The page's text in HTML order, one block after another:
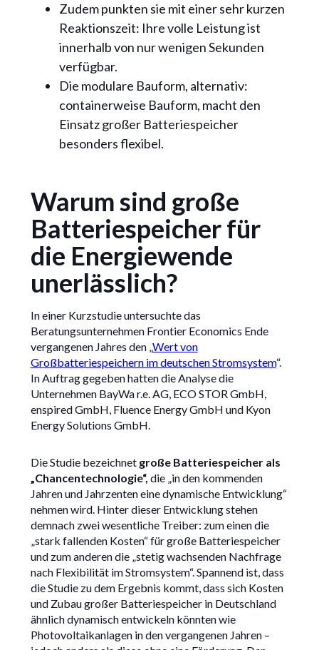
Zudem punkten sie mit einer sehr kurzen
Reaktionszeit: Ihre volle Leistung ist
innerhalb von nur wenigen Sekunden
verfügbar.
Die modulare Bauform, alternativ:
containerweise Bauform, macht den
Einsatz großer Batteriespeicher
besonders flexibel.
Warum sind große
Batteriespeicher für
die Energiewende
unerlässlich?
In einer Kurzstudie untersuchte das
Beratungsunternehmen Frontier Economics Ende
vergangenen Jahres den „Wert von
Großbatteriespeichern im deutschen Stromsystem“.
In Auftrag gegeben hatten die Analyse die
Unternehmen BayWa r.e. AG, ECO STOR GmbH,
enspired GmbH, Fluence Energy GmbH und Kyon
Energy Solutions GmbH.
Die Studie bezeichnet große Batteriespeicher als
„Chancentechnologie“, die „in den kommenden
Jahren und Jahrzenten eine dynamische Entwicklung“
nehmen wird. Hinter dieser Entwicklung stehen
demnach zwei wesentliche Treiber: zum einen die
„stark fallenden Kosten“ für große Batteriespeicher
und zum anderen die „stetig wachsenden Nachfrage
nach Flexibilität im Stromsystem“. Spannend ist, dass
die Studie zu dem Ergebnis kommt, dass sich Kosten
und Zubau großer Batteriespeicher in Deutschland
ähnlich dynamisch entwickeln könnten wie
Photovoltaikanlagen in den vergangenen Jahren –